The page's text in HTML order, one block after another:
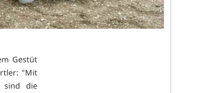
Gestüt
"Mit
sind die